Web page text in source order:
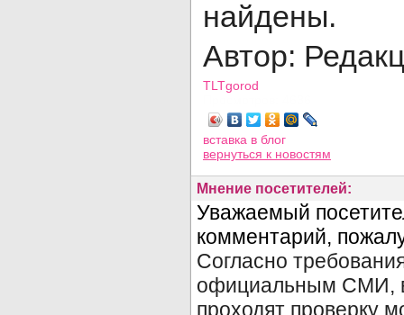
найдены.
Автор:
TLTgorod
вставка в блог
вернуться к новостям
Мнение посетителей: